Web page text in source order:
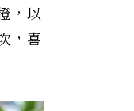
，以
，喜